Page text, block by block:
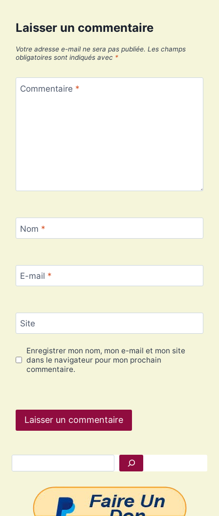
Laisser un commentaire
Votre adresse e-mail ne sera pas publiée. Les champs
obligatoires sont indiqués avec *
Commentaire *
Nom *
E-mail *
Site
Enregistrer mon nom, mon e-mail et mon site
dans le navigateur pour mon prochain
commentaire.